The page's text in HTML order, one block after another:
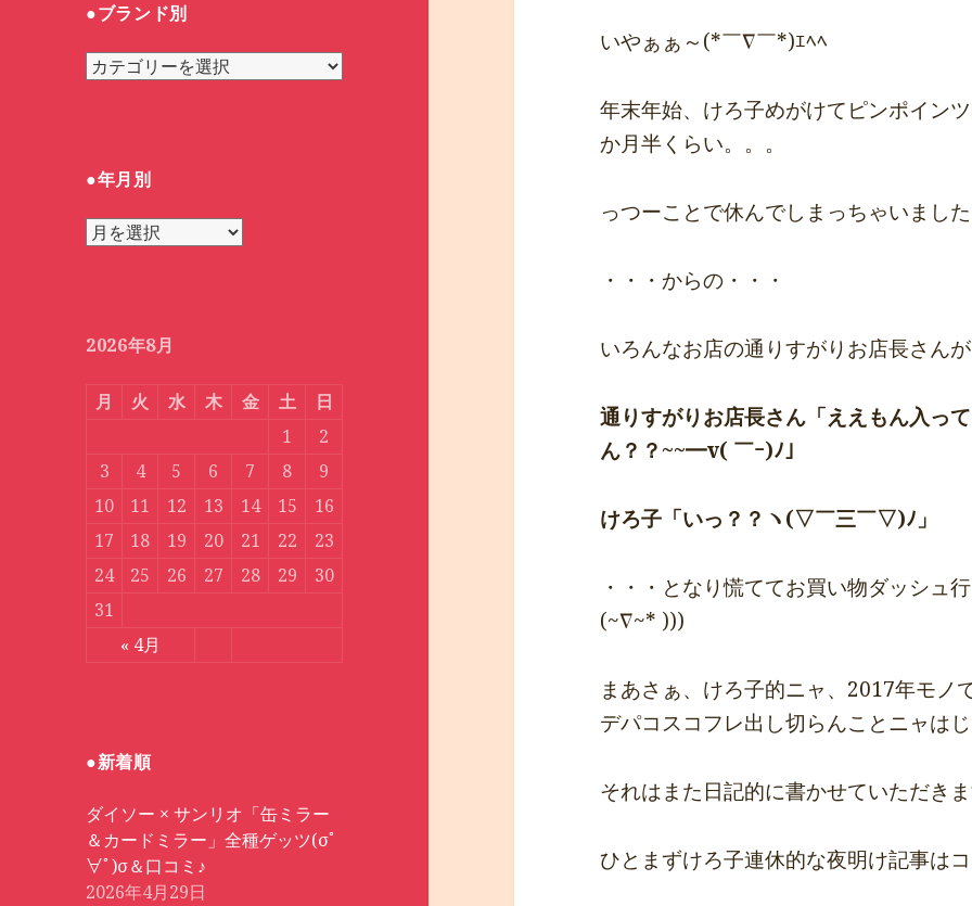
●ブランド別
●
ド
●年月別
●
2026年8月
月 火 水 木 金 土 日
« 4月
1
2
3
4 5 6 7 8
9
10
11 12 13 14 15
16
17
18 19 20 21 22
23
24
25 26 27 28 29
30
31
●新着順
ダイソー × サンリオ「缶ミラー
＆カードミラー」全種ゲッツ(σﾟ
∀ﾟ)σ＆口コミ♪
2026年4月29日
いやぁぁ～(*￣∇￣*)ｴﾍﾍ
年末年始、けろ子めがけてピンポイン
か月半くらい。。。
っつーことで休んでしまっちゃいまし
・・・からの・・・
いろんなお店の通りすがりお店長さんが
通りすがりお店長さん「ええもん入っ
ん？？~~━v( ￣ｰ)ﾉ」
けろ子「いっ？？ヽ(▽￣三￣▽)ﾉ」
・・・となり慌ててお買い物ダッシュ
(~∇~* )))
まあさぁ、けろ子的ニャ、2017年モノ
デパコスコフレ出し切らんことニャは
それはまた日記的に書かせていただきま
ひとまずけろ子連休的な夜明け記事はコ